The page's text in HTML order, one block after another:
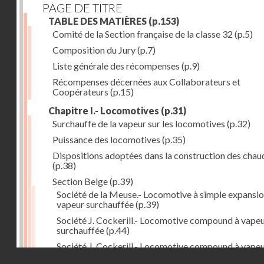
PAGE DE TITRE
TABLE DES MATIÈRES (p.153)
Comité de la Section française de la classe 32 (p.5)
Composition du Jury(p.7)
Liste générale des récompenses (p.9)
Récompenses décernées aux Collaborateurs et
Coopérateurs (p.15)
Chapitre I.- Locomotives (p.31)
Surchauffe de la vapeur sur les locomotives (p.32)
Puissance des locomotives (p.35)
Dispositions adoptées dans la construction des
(p.38)
Section Belge(p.39)
Société de la Meuse.- Locomotive à simple
vapeur surchauffée(p.39)
Société J. Cockerill.- Locomotive compound à
surchauffée(p.44)
Société J. Cockerill.- Locomotive compound à